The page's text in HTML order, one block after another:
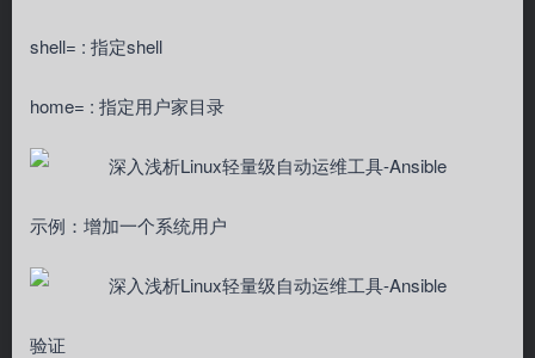
shell= : 指定shell
home= : 指定用户家目录
示例：增加一个系统用户
验证